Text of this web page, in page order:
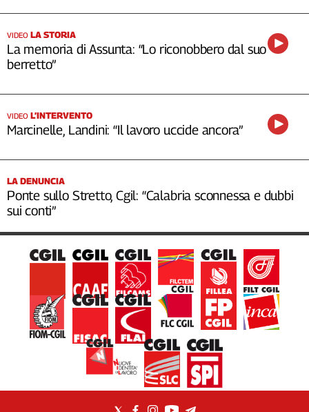
VIDEO LA STORIA
La memoria di Assunta: “Lo riconobbero dal suo
berretto”
VIDEO L’INTERVENTO
Marcinelle, Landini: “Il lavoro uccide ancora”
LA DENUNCIA
Ponte sullo Stretto, Cgil: “Calabria sconnessa e dubbi
sui conti”